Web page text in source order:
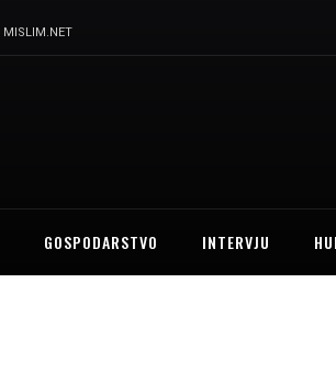
MISLIM.NET
GOSPODARSTVO INTERVJU